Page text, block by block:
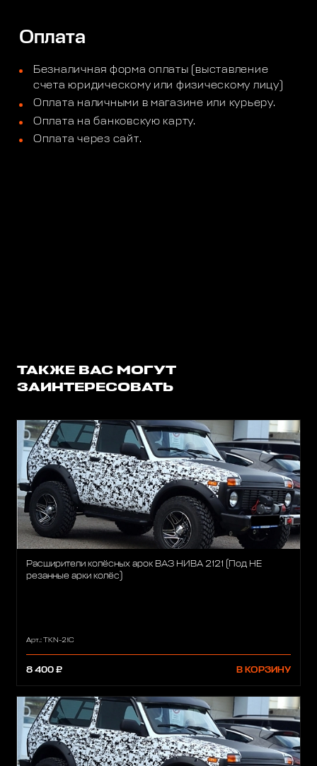
Оплата
Безналичная форма оплаты (выставление
счета юридическому или физическому лицу)
Оплата наличными в магазине или курьеру.
Оплата на банковскую карту.
Оплата через сайт.
ТАКЖЕ ВАС МОГУТ
ЗАИНТЕРЕСОВАТЬ
Расширители колёсных арок ВАЗ НИВА 2121 (Под НЕ
резанные арки колёс)
Арт.: TKN-21C
8 400 ₽ В КОРЗИНУ